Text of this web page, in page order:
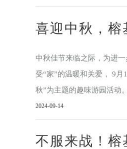
喜迎中秋，
中秋佳节来临之际，为进
受“家”的温暖和关爱， 9
秋”为主题的趣味游园活动
2024-09-14
不服来战！